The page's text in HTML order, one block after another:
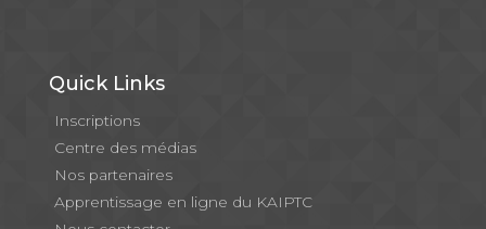
Quick Links
Inscriptions
Centre des médias
Nos partenaires
Apprentissage en ligne du KAIPTC